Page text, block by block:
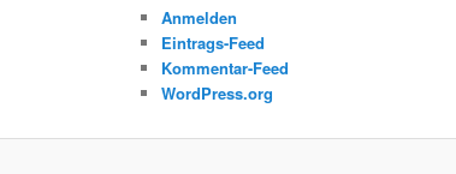
Anmelden
Eintrags-Feed
Kommentar-Feed
WordPress.org